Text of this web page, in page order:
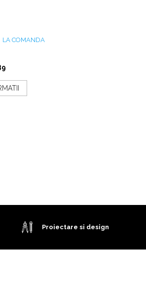
LA COMANDA
Proiectare si design